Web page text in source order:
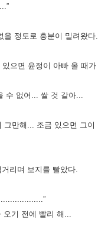
정도로 흥분이 밀려왔다.
으면 윤정이 아빠 올 때가
수 없어... 쌀 것 같아...
만해... 조금 있으면 그이
리며 보지를 빨았다.
기 전에 빨리 해...